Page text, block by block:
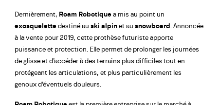
Dernièrement, Roam Robotique a mis au point un
exosquelette destiné au ski alpinet au snowboard. Annoncée
à la vente pour 2019, cette prothèse futuriste apporte
puissance et protection. Elle permet de prolonger les journées
de glisse et d’accéder à des terrains plus difficiles tout en
protégeant les articulations, et plus particulièrement les
genoux d’éventuels douleurs.